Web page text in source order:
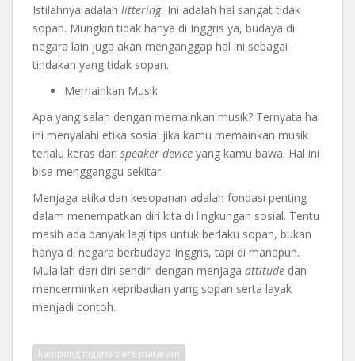
Istilahnya adalah littering. Ini adalah hal sangat tidak
sopan. Mungkin tidak hanya di Inggris ya, budaya di
negara lain juga akan menganggap hal ini sebagai
tindakan yang tidak sopan.
Memainkan Musik
Apa yang salah dengan memainkan musik? Ternyata hal
ini menyalahi etika sosial jika kamu memainkan musik
terlalu keras dari speaker device yang kamu bawa. Hal ini
bisa mengganggu sekitar.
Menjaga etika dan kesopanan adalah fondasi penting
dalam menempatkan diri kita di lingkungan sosial. Tentu
masih ada banyak lagi tips untuk berlaku sopan, bukan
hanya di negara berbudaya Inggris, tapi di manapun.
Mulailah dari diri sendiri dengan menjaga attitude dan
mencerminkan kepribadian yang sopan serta layak
menjadi contoh.
kampung inggris pare mataram